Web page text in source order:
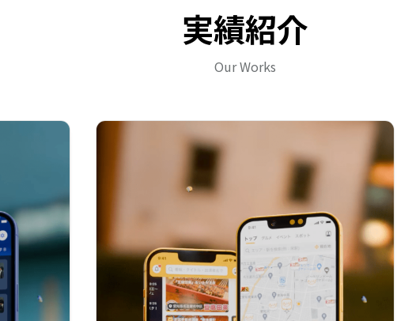
実績紹介
Our Works